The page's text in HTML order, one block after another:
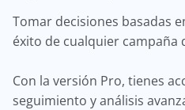
Tomar decisiones basadas
éxito de cualquier campaña
Con la versión Pro, tienes
seguimiento y análisis